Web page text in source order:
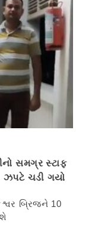
સમગ્ર સ્ટાફ
ઝપટે ચડી ગયો